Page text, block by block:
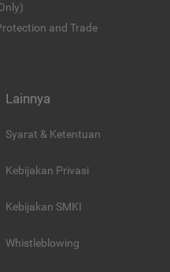
and Trade
Lainnya
Syarat & Ketentuan
Kebijakan Privasi
Kebijakan SMKI
Whistleblowing